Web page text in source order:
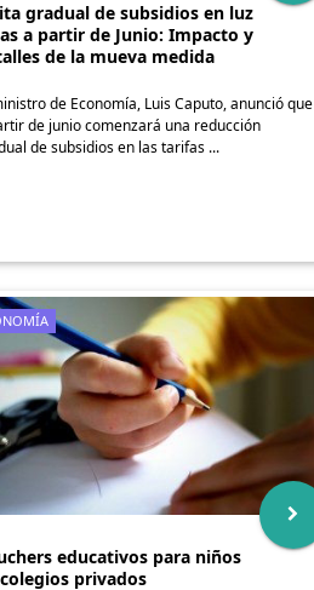
gradual de subsidios en luz
a partir de Junio: Impacto y
de la mueva medida
de Economía, Luis Caputo, anunció que
de junio comenzará una reducción
de subsidios en las tarifas ...
educativos para niños
privados